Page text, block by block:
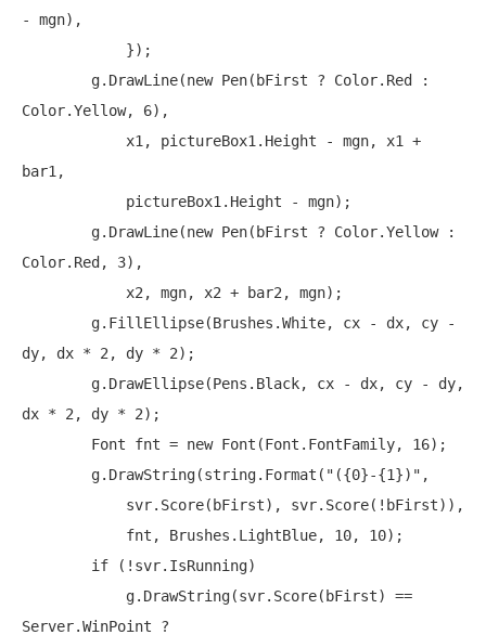
- mgn),
        g.DrawLine(
new Pen(bFirst ? Color.Red :
Color.Yellow, 6),
bar1,
        g.DrawLine(
new Pen(bFirst ? Color.Yellow :
Color.Red, 3),
dy, dx * 2, dy * 2);
dx * 2, dy * 2);
        Font fnt =
new Font(Font.FontFamily, 16);
        g.DrawString(
string.Format( "({0}-{1})" ,
if (!svr.IsRunning)
Server.WinPoint ?